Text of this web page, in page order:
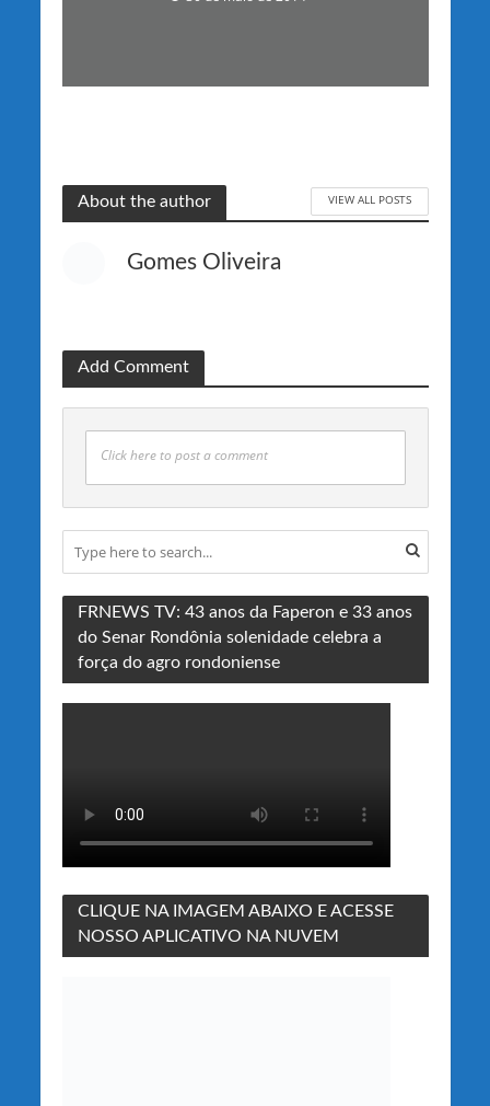
About the author VIEW ALL POSTS
Gomes Oliveira
Add Comment
Click here to post a comment
FRNEWS TV: 43 anos da Faperon e 33 anos
do Senar Rondônia solenidade celebra a
força do agro rondoniense
CLIQUE NA IMAGEM ABAIXO E ACESSE
NOSSO APLICATIVO NA NUVEM